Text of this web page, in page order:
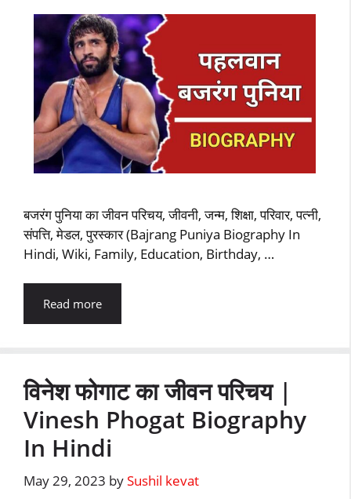
बजरंग पुनिया का जीवन परिचय, जीवनी, जन्म, शिक्षा, परिवार, पत्नी,
संपत्ति, मेडल, पुरस्कार (Bajrang Puniya Biography In
Hindi, Wiki, Family, Education, Birthday, …
Read more
विनेश फोगाट का जीवन परिचय |
Vinesh Phogat Biography
In Hindi
May 29, 2023 bySushil kevat